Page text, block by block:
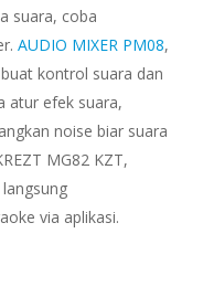
suara, coba
AUDIO MIXER PM08,
kontrol suara dan
atur efek suara,
noise biar suara
MG82 KZT,
via aplikasi.